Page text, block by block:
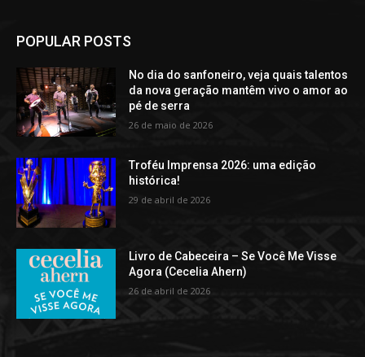
POPULAR POSTS
No dia do sanfoneiro, veja quais talentos
da nova geração mantêm vivo o amor ao
pé de serra
26 de maio de 2026
Troféu Imprensa 2026: uma edição
histórica!
29 de abril de 2026
Livro de Cabeceira – Se Você Me Visse
Agora (Cecelia Ahern)
26 de abril de 2026